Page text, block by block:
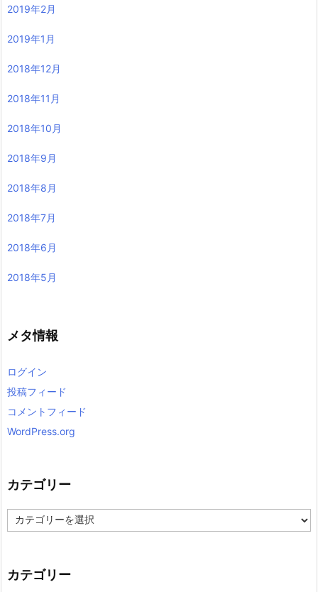
2019年2月
2019年1月
2018年12月
2018年11月
2018年10月
2018年9月
2018年8月
2018年7月
2018年6月
2018年5月
メタ情報
ログイン
投稿フィード
コメントフィード
WordPress.org
カテゴリー
テ
ー
カテゴリー